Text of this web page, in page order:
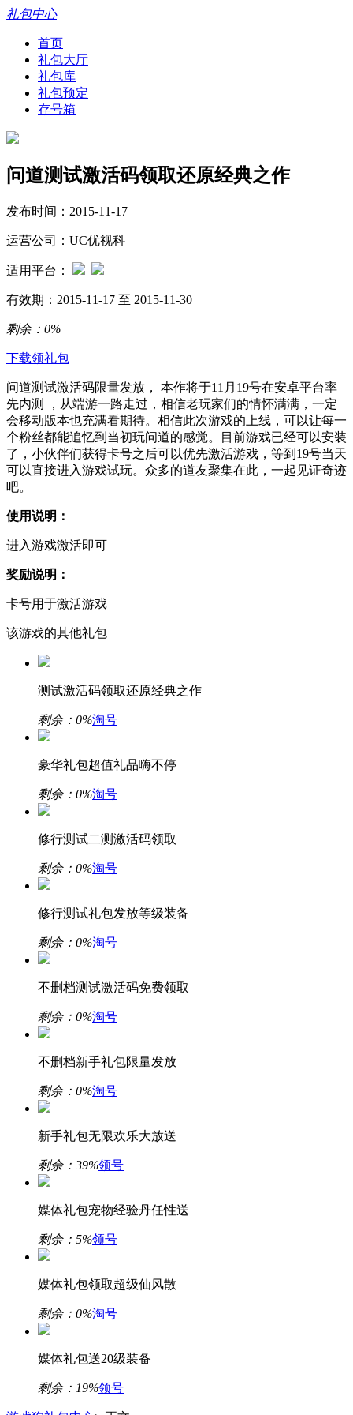
礼包中心
首页
礼包大厅
礼包库
礼包预定
存号箱
问道测试激活码领取还原经典之作
发布时间：2015-11-17
运营公司：UC优视科
适用平台：
有效期：2015-11-17 至 2015-11-30
剩余： 0%
下载领礼包
问道测试激活码限量发放， 本作将于11月19号在安卓平台率
先内测 ，从端游一路走过，相信老玩家们的情怀满满，一定
会移动版本也充满看期待。相信此次游戏的上线，可以让每一
个粉丝都能追忆到当初玩问道的感觉。目前游戏已经可以安装
了，小伙伴们获得卡号之后可以优先激活游戏，等到19号当天
可以直接进入游戏试玩。众多的道友聚集在此，一起见证奇迹
吧。
使用说明：
进入游戏激活即可
奖励说明：
卡号用于激活游戏
该游戏的其他礼包
测试激活码领取还原经典之作
剩余： 0%淘号
豪华礼包超值礼品嗨不停
剩余： 0%淘号
修行测试二测激活码领取
剩余： 0%淘号
修行测试礼包发放等级装备
剩余： 0%淘号
不删档测试激活码免费领取
剩余： 0%淘号
不删档新手礼包限量发放
剩余： 0%淘号
新手礼包无限欢乐大放送
剩余： 39%领号
媒体礼包宠物经验丹任性送
剩余： 5%领号
媒体礼包领取超级仙风散
剩余： 0%淘号
媒体礼包送20级装备
剩余： 19%领号